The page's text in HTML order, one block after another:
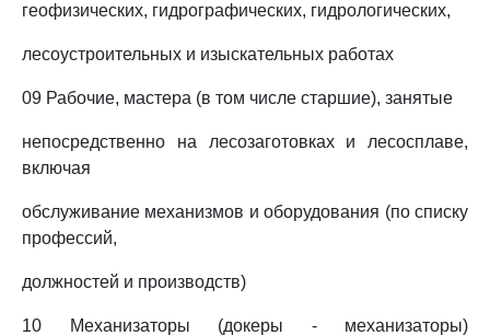
геофизических, гидрографических, гидрологических,
лесоустроительных и изыскательных работах
09 Рабочие, мастера (в том числе старшие), занятые
непосредственно на лесозаготовках и лесосплаве,
включая
обслуживание механизмов и оборудования (по списку
профессий,
должностей и производств)
10 Механизаторы (докеры - механизаторы)